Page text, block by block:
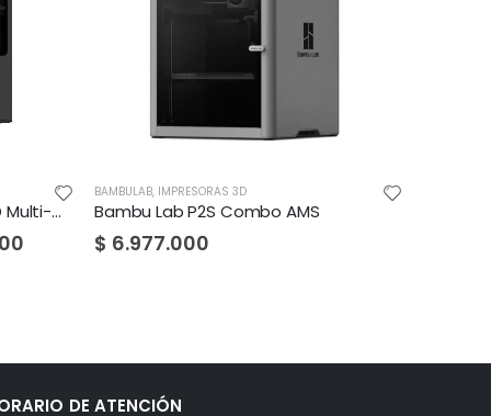
Bambu Lab H2C: Impresión 3D Multi-Material sin Desperdicio
BAMBULAB, IMPRESORAS 3D
Bambu Lab P2S Combo AMS
$ 6.977.000
DE ATENCIÓN